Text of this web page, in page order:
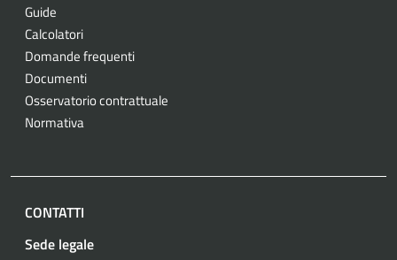
Guide
Calcolatori
Domande frequenti
Documenti
Osservatorio contrattuale
Normativa
CONTATTI
Sede legale